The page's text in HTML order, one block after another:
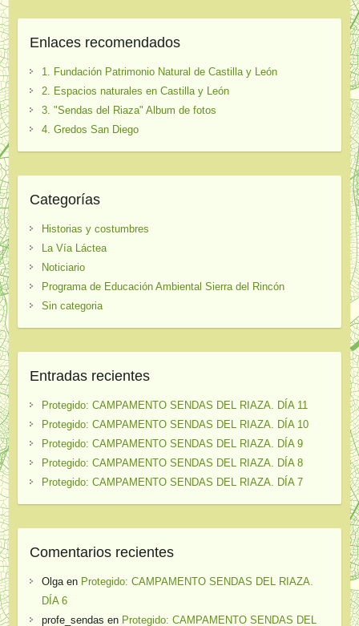
Enlaces recomendados
1. Fundación Patrimonio Natural de Castilla y León
2. Espacios naturales en Castilla y León
3. "Sendas del Riaza" Album de fotos
4. Gredos San Diego
Categorías
Historias y costumbres
La Vía Láctea
Noticiario
Programa de Educación Ambiental Sierra del Rincón
Sin categoria
Entradas recientes
Protegido: CAMPAMENTO SENDAS DEL RIAZA. DÍA 11
Protegido: CAMPAMENTO SENDAS DEL RIAZA. DÍA 10
Protegido: CAMPAMENTO SENDAS DEL RIAZA. DÍA 9
Protegido: CAMPAMENTO SENDAS DEL RIAZA. DÍA 8
Protegido: CAMPAMENTO SENDAS DEL RIAZA. DÍA 7
Comentarios recientes
Olgaen Protegido: CAMPAMENTO SENDAS DEL RIAZA.
DÍA 6
profe_sendas en Protegido: CAMPAMENTO SENDAS DEL